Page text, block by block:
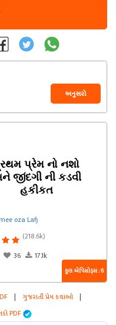
અનુસરો
પ્રેમ નો નશો
જીંદગી ની કડવી
હકીકત
oza Lafj
(218.6k)
36 17.1k
કુલ એપિસોડ્સ : 6
| ગુજરાતી પ્રેમ કથાઓ |
PDF